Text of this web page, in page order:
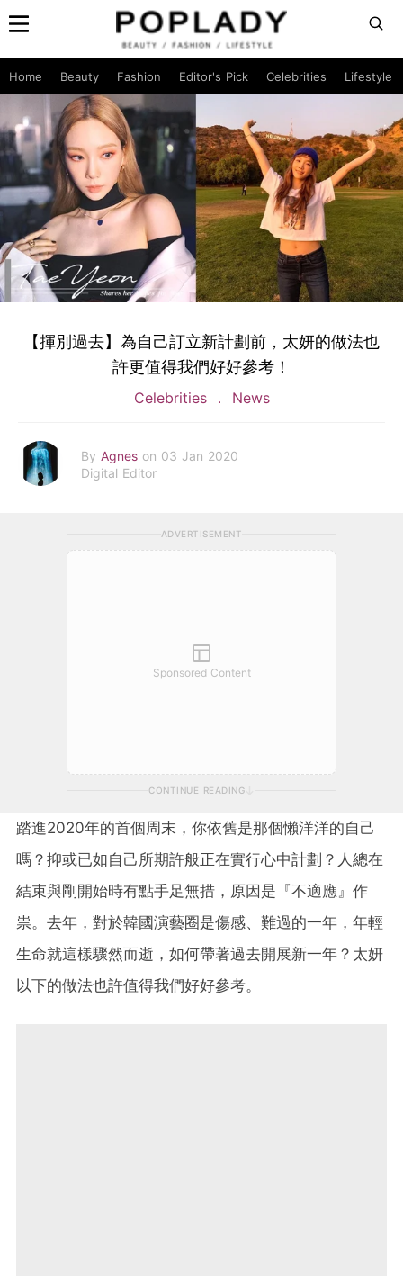
Home Beauty Fashion Editor's Pick Celebrities Lifestyle
【揮別過去】為自己訂立新計劃前，太妍的做法也
許更值得我們好好參考！
Celebrities News
By Agnes on 03 Jan 2020
Digital Editor
ADVERTISEMENT
Sponsored Content
CONTINUE READING
踏進2020年的首個周末，你依舊是那個懶洋洋的自己
嗎？抑或已如自己所期許般正在實行心中計劃？人總在
結束與剛開始時有點手足無措，原因是『不適應』作
祟。去年，對於韓國演藝圈是傷感、難過的一年，年輕
生命就這樣驟然而逝，如何帶著過去開展新一年？太妍
以下的做法也許值得我們好好參考。